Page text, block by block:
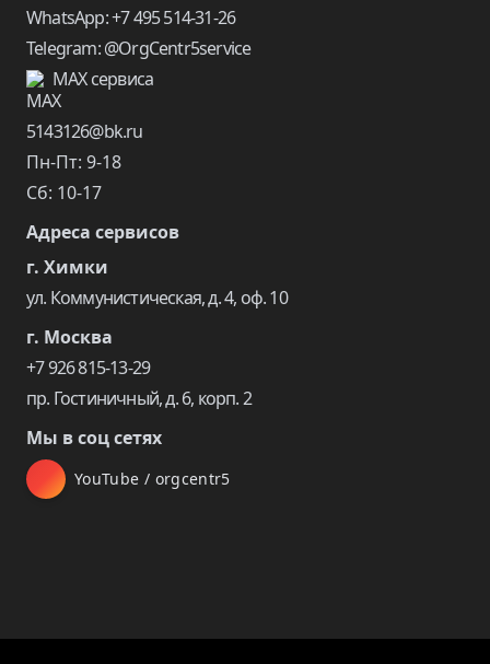
WhatsApp: +7 495 514-31-26
Telegram: @OrgCentr5service
MAX сервиса
5143126@bk.ru
Пн-Пт: 9-18
Сб: 10-17
Адреса сервисов
г. Химки
ул. Коммунистическая, д. 4, оф. 10
г. Москва
+7 926 815-13-29
пр. Гостиничный, д. 6, корп. 2
Мы в соц сетях
YouTube / orgcentr5